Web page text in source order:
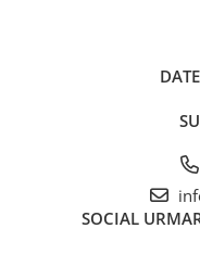
SOCIAL